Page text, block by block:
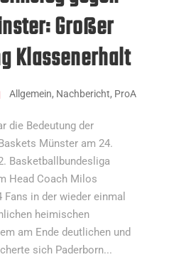
Großer
Klassenerhalt
Allgemein, Nachbericht, ProA
die Bedeutung der
Münster am 24.
Basketballbundesliga
Head Coach Milos
in der wieder einmal
heimischen
am Ende deutlichen und
sich Paderborn...